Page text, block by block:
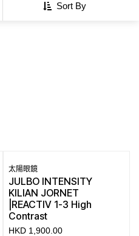
Sort By
太陽眼鏡
JULBO INTENSITY
KILIAN JORNET
|REACTIV 1-3 High
Contrast
HKD 1,900.00